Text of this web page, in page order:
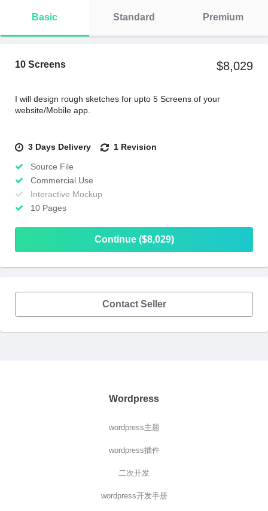
Basic Standard Premium
10 Screens $8,029
I will design rough sketches for upto 5 Screens of your
website/Mobile app.
3 Days Delivery 1 Revision
Source File
Commercial Use
Interactive Mockup
10 Pages
Continue ($8,029)
Contact Seller
Wordpress
wordpress主题
wordpress插件
二次开发
wordpress开发手册